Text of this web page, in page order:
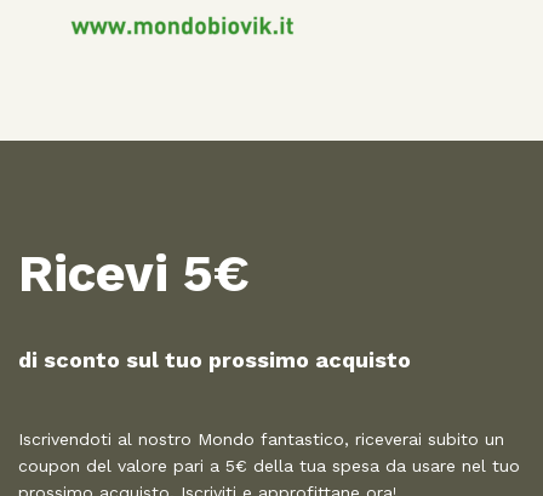
Ricevi 5€
di sconto sul tuo prossimo acquisto​
Iscrivendoti al nostro Mondo fantastico, riceverai subito un
coupon del valore pari a 5€ della tua spesa da usare nel tuo